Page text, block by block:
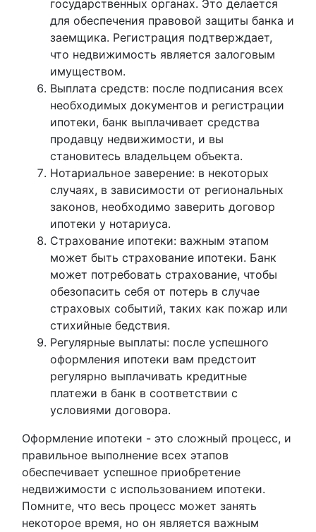
государственных органах. Это делается
для обеспечения правовой защиты банка и
заемщика. Регистрация подтверждает,
что недвижимость является залоговым
имуществом.
Выплата средств: после подписания всех
необходимых документов и регистрации
ипотеки, банк выплачивает средства
продавцу недвижимости, и вы
становитесь владельцем объекта.
Нотариальное заверение: в некоторых
случаях, в зависимости от региональных
законов, необходимо заверить договор
ипотеки у нотариуса.
Страхование ипотеки: важным этапом
может быть страхование ипотеки. Банк
может потребовать страхование, чтобы
обезопасить себя от потерь в случае
страховых событий, таких как пожар или
стихийные бедствия.
Регулярные выплаты: после успешного
оформления ипотеки вам предстоит
регулярно выплачивать кредитные
платежи в банк в соответствии с
условиями договора.
Оформление ипотеки - это сложный процесс, и
правильное выполнение всех этапов
обеспечивает успешное приобретение
недвижимости с использованием ипотеки.
Помните, что весь процесс может занять
некоторое время, но он является важным